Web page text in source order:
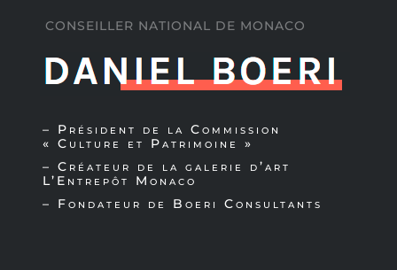
CONSEILLER NATIONAL DE MONACO
– Président de la Commission
« Culture et Patrimoine »
– Créateur de la galerie d’art
L’Entrepôt Monaco
– Fondateur de Boeri Consultants